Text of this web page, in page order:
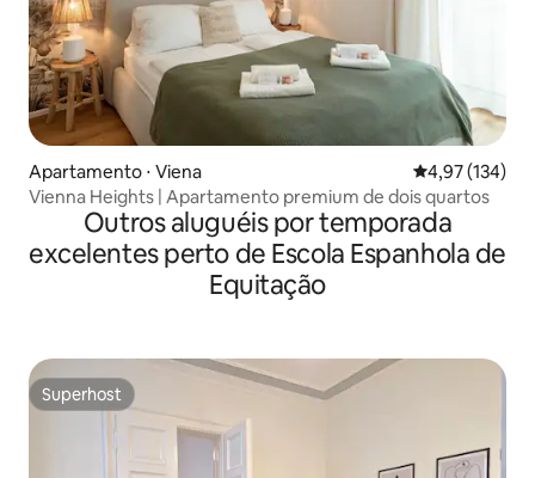
Apartamento ⋅ Viena 4,97 de uma
4,97 (134)
Vienna Heights | Apartamento premium de dois quartos
Outros aluguéis por temporada
excelentes perto de Escola Espanhola de
Equitação
Superhost
Superhost